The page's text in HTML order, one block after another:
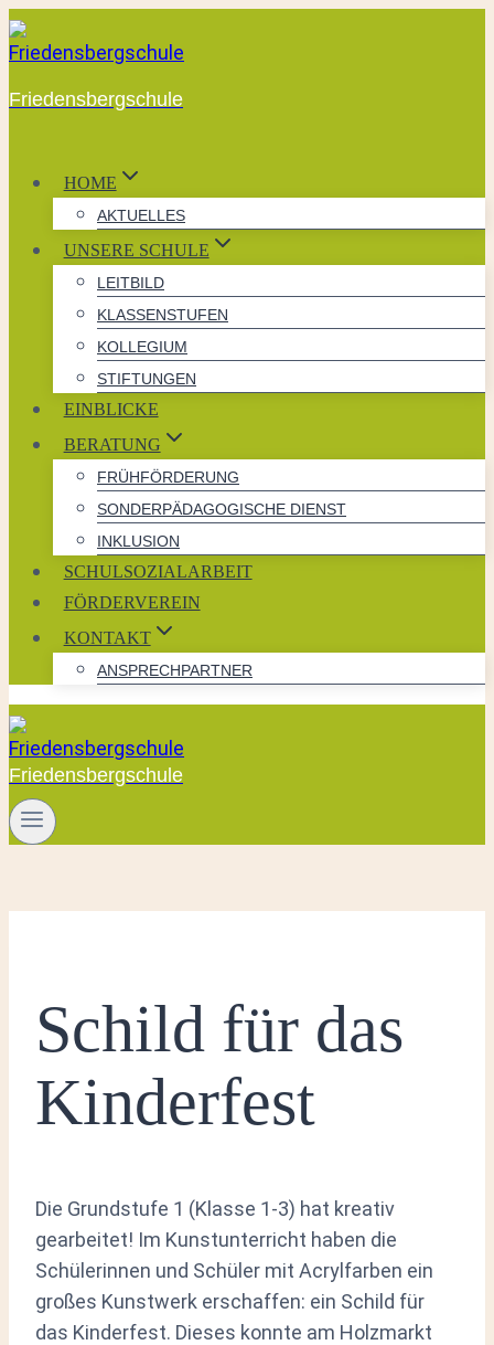
Zum
Inhalt
Friedensbergschule
HOME
AKTUELLES
UNSERE SCHULE
LEITBILD
KLASSENSTUFEN
KOLLEGIUM
STIFTUNGEN
EINBLICKE
BERATUNG
FRÜHFÖRDERUNG
SONDERPÄDAGOGISCHE DIENST
INKLUSION
SCHULSOZIALARBEIT
FÖRDERVEREIN
KONTAKT
ANSPRECHPARTNER
Friedensbergschule
Schild für das
Kinderfest
Die Grundstufe 1 (Klasse 1-3) hat kreativ
gearbeitet! Im Kunstunterricht haben die
Schülerinnen und Schüler mit Acrylfarben ein
großes Kunstwerk erschaffen: ein Schild für
das Kinderfest. Dieses konnte am Holzmarkt